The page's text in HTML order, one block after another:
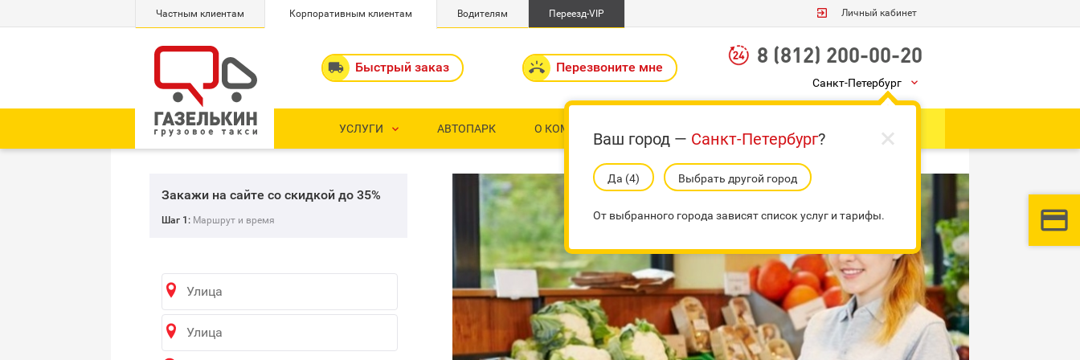
8 (812) 200-00-20
УСЛУГИ  АВТОПАРК О КОМПАНИИ
 Личный кабинет
 Быстрый заказ  Перезвоните мне
Частным клиентам Корпоративным клиентам Водителям Переезд-VIP
Санкт-Петербург 
Закажи на сайте со скидкой до 35%
Шаг 1: Маршрут и время
1 2 3 4 5
Грузчики
Шаг 3: Оформить заказ
Ваши контакты

Ваш город — Санкт-Петербург?
Да (3) Выбрать другой город
От выбранного города зависят список услуг и тарифы.